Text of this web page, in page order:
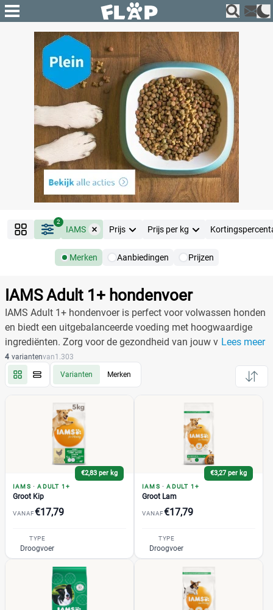
2
IAMS Prijs Prijs per kg
Merken Aanbiedingen Prijzen
Filter
Merk
Adult 1+
Groot Kip
Groot Lam
Klein en Middelgroot Kip (1)
Klein en Middelgroot Lam
Light in Fat
Puppy
Senior 8+
Royal Canin Calm Hond Droogvoer
IAMS Adult 1+ hondenvoer
IAMS Adult 1+ hondenvoer is perfect voor volwassen honden
en biedt een uitgebalanceerde voeding met hoogwaardige
ingrediënten. Zorg voor de gezondheid van jouw viervoeter
met dit smakelijke voer.
Lees meer
Producten
4 variantenvan1.303
Varianten Merken
€2,83 per kg
IAMS ·ADULT 1+
Groot Kip
VANAF€17,79
TYPE
Droogvoer
€3,27 per kg
IAMS ·ADULT 1+
Groot Lam
VANAF€17,79
TYPE
Droogvoer